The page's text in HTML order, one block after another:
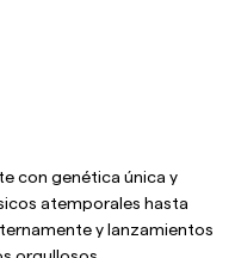
con genética única y
atemporales hasta
y lanzamientos